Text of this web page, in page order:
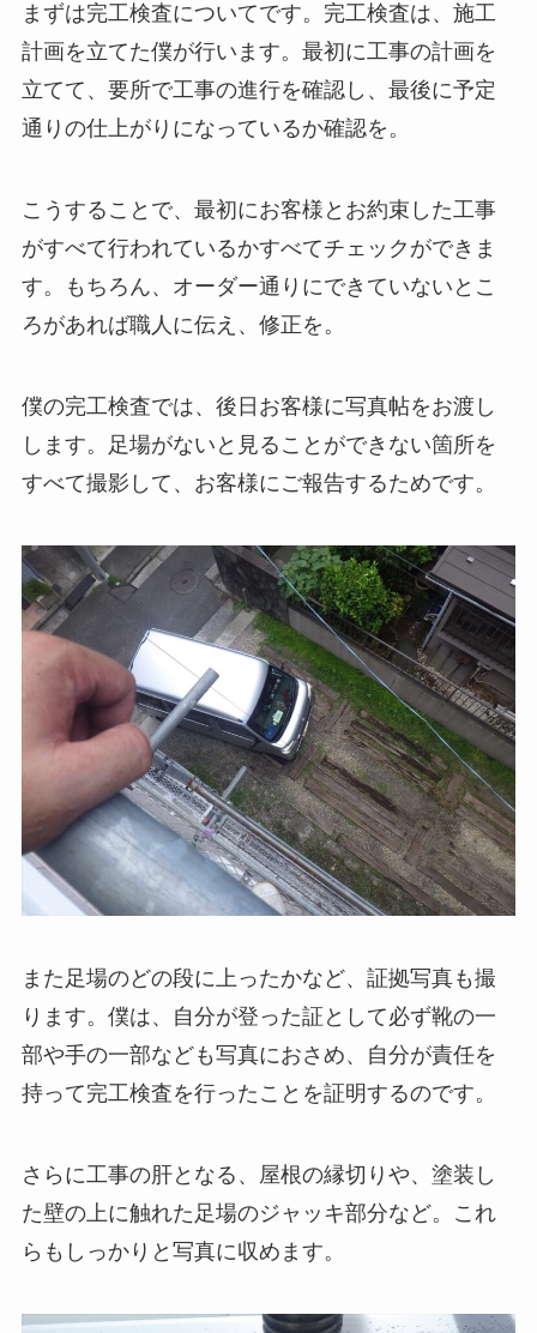
まずは完工検査についてです。完工検査は、施工
計画を立てた僕が行います。最初に工事の計画を
立てて、要所で工事の進行を確認し、最後に予定
通りの仕上がりになっているか確認を。
こうすることで、最初にお客様とお約束した工事
がすべて行われているかすべてチェックができま
す。もちろん、オーダー通りにできていないとこ
ろがあれば職人に伝え、修正を。
僕の完工検査では、後日お客様に写真帖をお渡し
します。足場がないと見ることができない箇所を
すべて撮影して、お客様にご報告するためです。
また足場のどの段に上ったかなど、証拠写真も撮
ります。僕は、自分が登った証として必ず靴の一
部や手の一部なども写真におさめ、自分が責任を
持って完工検査を行ったことを証明するのです。
さらに工事の肝となる、屋根の縁切りや、塗装し
た壁の上に触れた足場のジャッキ部分など。これ
らもしっかりと写真に収めます。